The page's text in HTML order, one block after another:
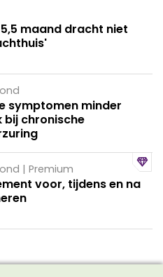
maand dracht niet
symptomen minder
bij chronische
| Premium
voor, tijdens en na